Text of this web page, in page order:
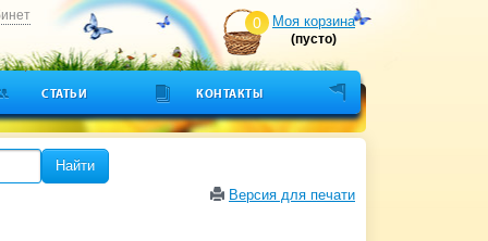
0 Моя корзина
(пусто)
СТАТЬИ КОНТАКТЫ
Найти
Версия для печати